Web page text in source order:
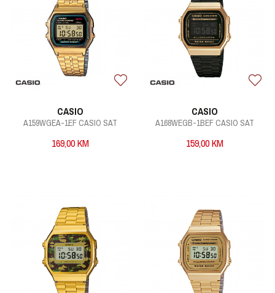
CASIO
A159WGEA-1EF CASIO SAT
169,00KM
CASIO
A168WEGB-1BEF CASIO SAT
159,00KM